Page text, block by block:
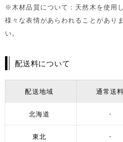
※木材品質について：天然木を使用
様々な表情があらわれることがあり
い。
配送料について
配送地域 通常送料
北海道 -
東北 -